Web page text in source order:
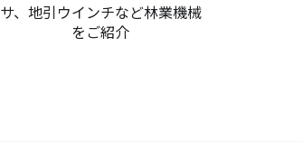
サ、地引ウインチなど林業機械
をご紹介